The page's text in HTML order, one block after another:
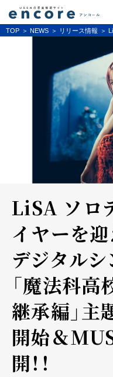
TOP NEWS リリース情報
LiSA ソロ
イヤーを
デジタル
「魔法科
継承編」主
開始＆
開！！